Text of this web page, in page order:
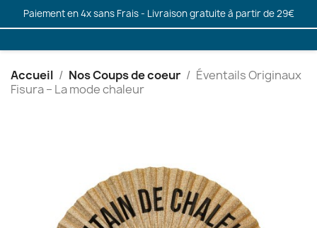
Paiement en 4x sans Frais - Livraison gratuite à partir de 29€
Accueil Nos Coups de coeur
Éventails Originaux
Fisura – La mode chaleur